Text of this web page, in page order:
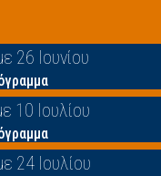
26 Ιουνίου
10 Ιουλίου
24 Ιουλίου